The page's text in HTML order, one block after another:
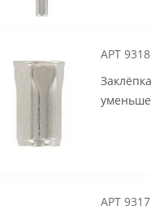
АРТ
АРТ